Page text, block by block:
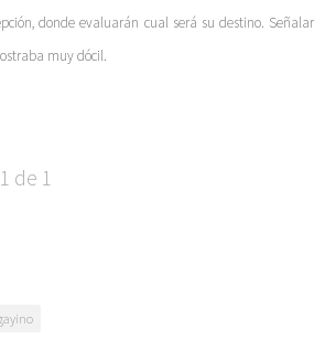
donde evaluarán cual será su destino. Señalar
muy dócil.
de 1